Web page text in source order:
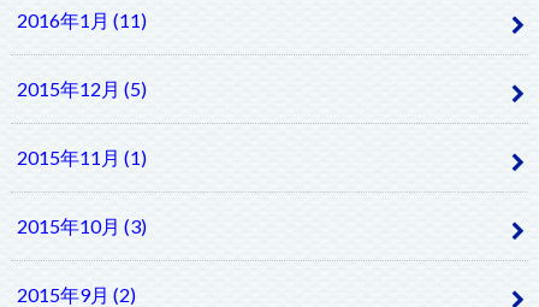
2016年1月 (11)
2015年12月 (5)
2015年11月 (1)
2015年10月 (3)
2015年9月 (2)